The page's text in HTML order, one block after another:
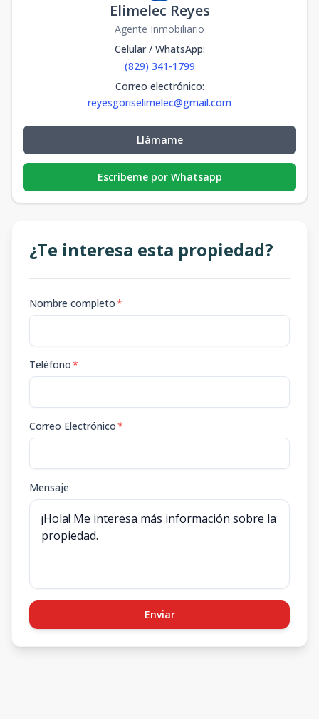
Elimelec Reyes
Agente Inmobiliario
Celular / WhatsApp:
(829) 341-1799
Correo electrónico:
reyesgoriselimelec@gmail.com
Llámame
Escribeme por Whatsapp
¿Te interesa esta propiedad?
Nombre completo*
Teléfono*
Correo Electrónico*
Mensaje
Enviar